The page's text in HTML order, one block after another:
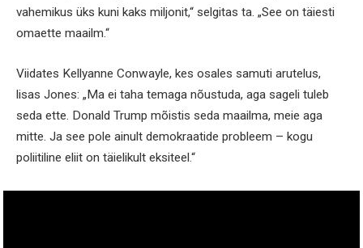
vahemikus üks kuni kaks miljonit,“ selgitas ta. „See on täiesti
omaette maailm.“
Viidates Kellyanne Conwayle, kes osales samuti arutelus,
lisas Jones: „Ma ei taha temaga nõustuda, aga sageli tuleb
seda ette. Donald Trump mõistis seda maailma, meie aga
mitte. Ja see pole ainult demokraatide probleem – kogu
poliitiline eliit on täielikult eksiteel.“